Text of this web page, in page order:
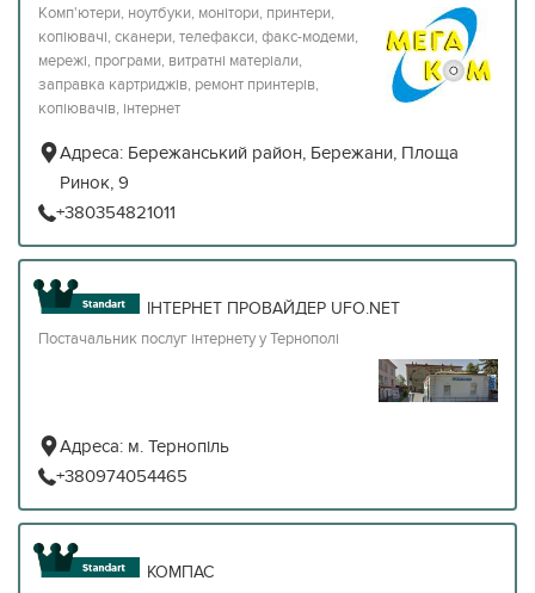
Комп'ютери, ноутбуки, монітори, принтери,
копіювачі, сканери, телефакси, факс-модеми,
мережі, програми, витратні матеріали,
заправка картриджів, ремонт принтерів,
копіювачів, інтернет
Адреса: Бережанський район, Бережани, Площа
Ринок, 9
+380354821011
ІНТЕРНЕТ ПРОВАЙДЕР UFO.NET
Постачальник послуг інтернету у Тернополі
Адреса: м. Тернопіль
+380974054465
КОМПАС